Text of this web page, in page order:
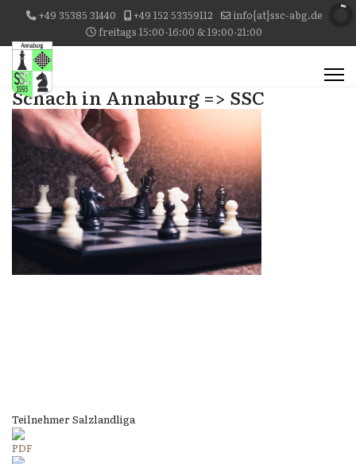
+49 35385 31440 +49 152 53359112
info{at}ssc-abg.de
freitags 15:00-16:00 & 19:00-21:00
Schach in Annaburg => SSC
Teilnehmer Salzlandliga